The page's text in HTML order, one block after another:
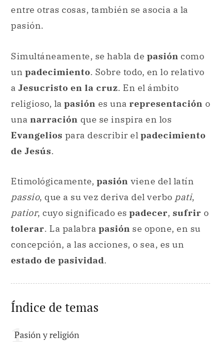
entre otras cosas, también se asocia a la
pasión.
Simultáneamente, se habla de pasión como
un padecimiento. Sobre todo, en lo relativo
a Jesucristo en la cruz. En el ámbito
religioso, la pasión es una representación o
una narración que se inspira en los
Evangelios para describir el padecimiento
de Jesús.
Etimológicamente, pasión viene del latín
passio, que a su vez deriva del verbo pati,
patior, cuyo significado es padecer, sufrir o
tolerar. La palabra pasión se opone, en su
concepción, a las acciones, o sea, es un
estado de pasividad.
Índice de temas
Pasión y religión